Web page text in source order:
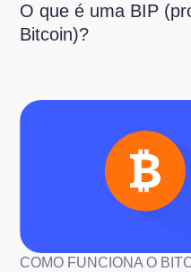
O que é uma BIP
Bitcoin)?
COMO FUNCIONA O